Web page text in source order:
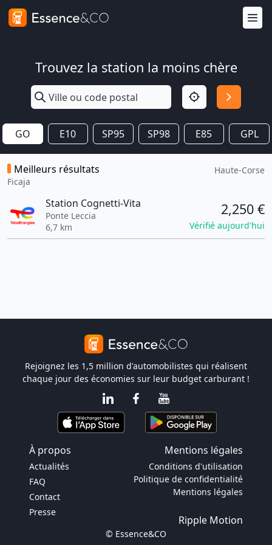
Trouvez la station la moins chère
GO E10 SP95 SP98 E85 GPL
Meilleurs résultats
Ficaja
Haute-Corse
Station Cognetti-Vita
Ponte Leccia
6,7 km
2,250 €
Vérifié aujourd'hui
Rejoignez les 1,5 million d'automobilistes qui réalisent
chaque jour des économies sur leur budget carburant !
À propos Mentions légales
Actualités
FAQ
Contact
Presse
Conditions d'utilisation
Politique de confidentialité
Mentions légales
Ripple Motion
© Essence&CO